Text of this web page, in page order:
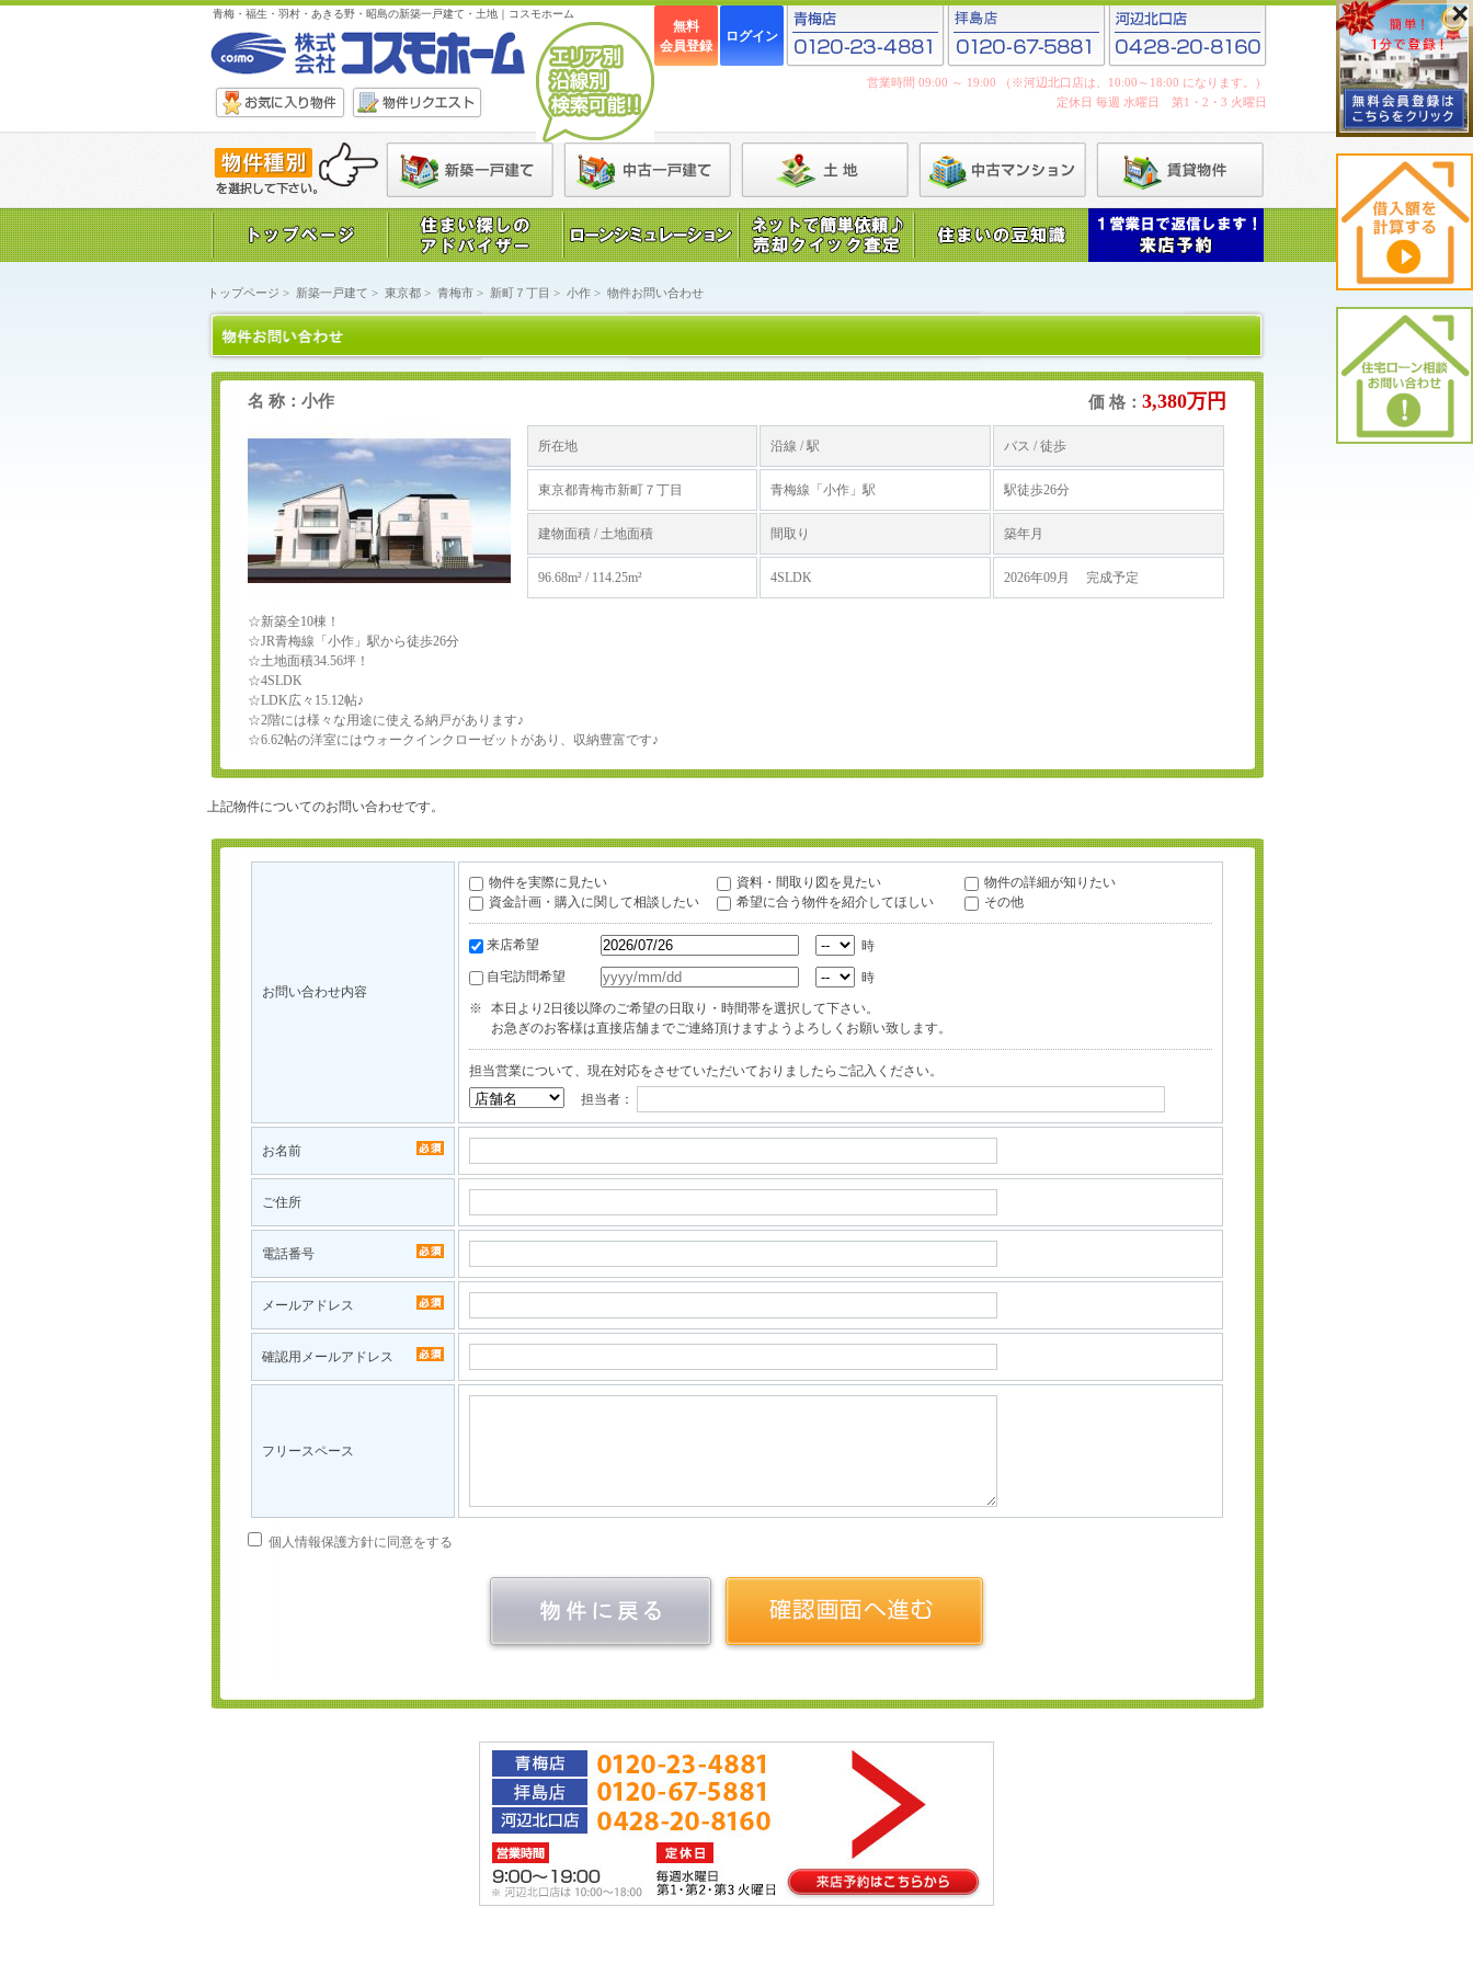
青梅・福生・羽村・あきる野・昭島の新築一戸建て・土地｜コスモホーム
無料
会員登録
ログイン
営業時間 09:00 ～ 19:00 （※河辺北口店は、10:00～18:00 になります。）
定休日 毎週 水曜日 第1・2・3 火曜日
トップページ > 新築一戸建て > 東京都> 青梅市> 新町７丁目 > 小作> 物件お問い合わせ
名 称：小作 価 格： 3,380万円
所在地 沿線 / 駅 バス / 徒歩
東京都青梅市新町７丁目 青梅線「小作」駅 駅徒歩26分
建物面積 / 土地面積 間取り 築年月
96.68m² / 114.25m² 4SLDK 2026年09月 完成予定
☆新築全10棟！
☆JR青梅線「小作」駅から徒歩26分
☆土地面積34.56坪！
☆4SLDK
☆LDK広々15.12帖♪
☆2階には様々な用途に使える納戸があります♪
☆6.62帖の洋室にはウォークインクローゼットがあり、収納豊富です♪
上記物件についてのお問い合わせです。
お問い合わせ内容
物件を実際に見たい 資料・間取り図を見たい
物件の詳細が知りたい
資金計画・購入に関して相談したい
希望に合う物件を紹介してほしい その他
来店希望
時
自宅訪問希望
時
※
本日より2日後以降のご希望の日取り・時間帯を選択して下さい。
お急ぎのお客様は直接店舗までご連絡頂けますようよろしくお願い致します。
担当営業について、現在対応をさせていただいておりましたらご記入ください。
担当者：
お名前
ご住所
電話番号
メールアドレス
確認用メールアドレス
フリースペース
個人情報保護方針に同意をする